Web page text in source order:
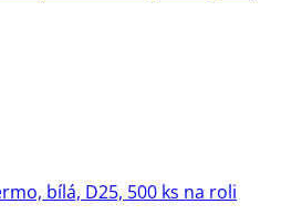
bílá, D25, 500 ks na roli